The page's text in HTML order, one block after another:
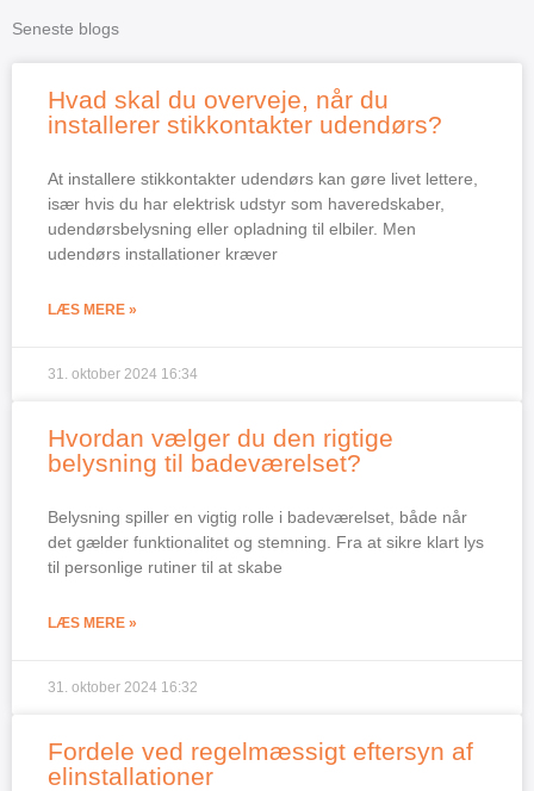
Seneste blogs
Hvad skal du overveje, når du
installerer stikkontakter udendørs?
At installere stikkontakter udendørs kan gøre livet lettere,
især hvis du har elektrisk udstyr som haveredskaber,
udendørsbelysning eller opladning til elbiler. Men
udendørs installationer kræver
LÆS MERE »
31. oktober 2024 16:34
Hvordan vælger du den rigtige
belysning til badeværelset?
Belysning spiller en vigtig rolle i badeværelset, både når
det gælder funktionalitet og stemning. Fra at sikre klart lys
til personlige rutiner til at skabe
LÆS MERE »
31. oktober 2024 16:32
Fordele ved regelmæssigt eftersyn af
elinstallationer